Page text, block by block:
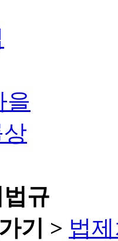
규
기 > 법